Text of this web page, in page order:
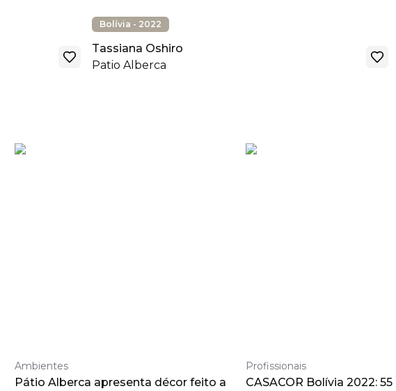
Bolívia - 2022
Tassiana Oshiro
Patio Alberca
Ambientes
Pátio Alberca apresenta décor feito a
Profissionais
CASACOR Bolívia 2022: 55